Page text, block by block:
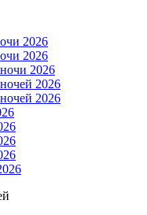
2026
2026
2026
2026
2026